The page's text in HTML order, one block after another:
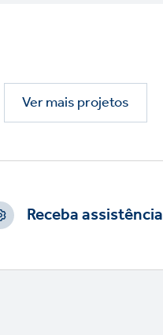
Ver mais projetos
Receba assistência